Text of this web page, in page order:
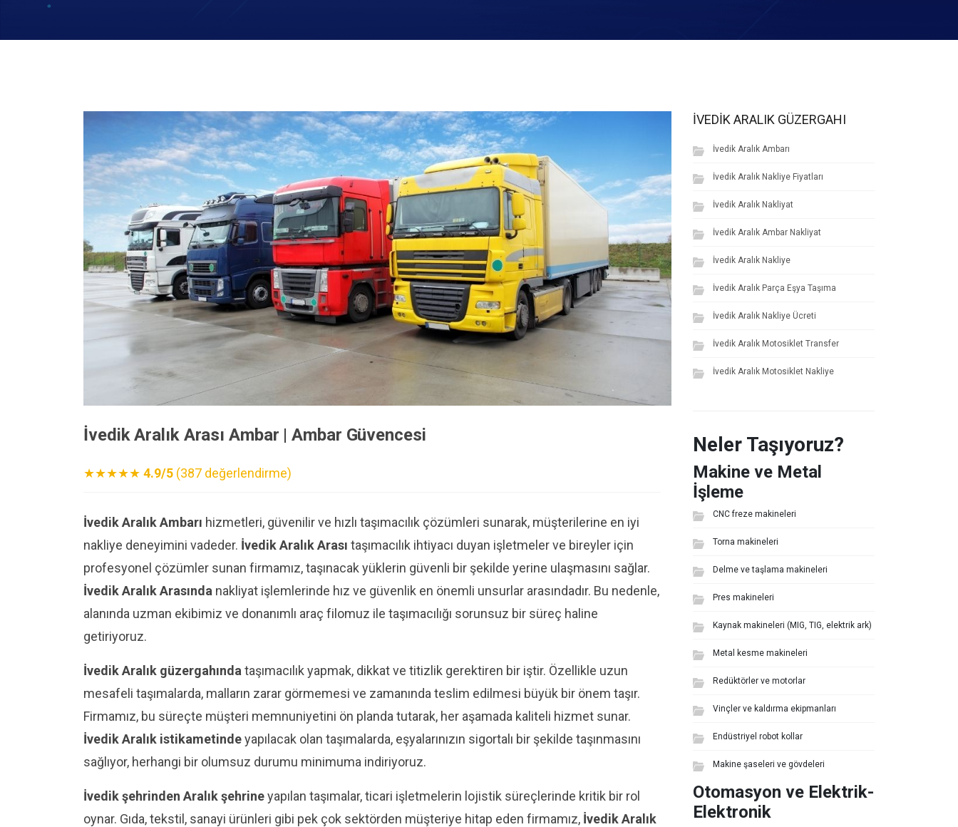
İvedik Aralık Arası Ambar | Ambar Güvencesi
★★★★★ 4.9/5 (387 değerlendirme)
İvedik Aralık Ambarı hizmetleri, güvenilir ve hızlı taşımacılık çözümleri sunarak, müşterilerine en iyi
nakliye deneyimini vadeder. İvedik Aralık Arası taşımacılık ihtiyacı duyan işletmeler ve bireyler için
profesyonel çözümler sunan firmamız, taşınacak yüklerin güvenli bir şekilde yerine ulaşmasını sağlar.
İvedik Aralık Arasında nakliyat işlemlerinde hız ve güvenlik en önemli unsurlar arasındadır. Bu nedenle,
alanında uzman ekibimiz ve donanımlı araç filomuz ile taşımacılığı sorunsuz bir süreç haline
getiriyoruz.
İvedik Aralık güzergahında taşımacılık yapmak, dikkat ve titizlik gerektiren bir iştir. Özellikle uzun
mesafeli taşımalarda, malların zarar görmemesi ve zamanında teslim edilmesi büyük bir önem taşır.
Firmamız, bu süreçte müşteri memnuniyetini ön planda tutarak, her aşamada kaliteli hizmet sunar.
İvedik Aralık istikametindeyapılacak olan taşımalarda, eşyalarınızın sigortalı bir şekilde taşınmasını
sağlıyor, herhangi bir olumsuz durumu minimuma indiriyoruz.
İvedik şehrinden Aralık şehrineyapılan taşımalar, ticari işletmelerin lojistik süreçlerinde kritik bir rol
oynar. Gıda, tekstil, sanayi ürünleri gibi pek çok sektörden müşteriye hitap eden firmamız, İvedik Aralık
İVEDIK ARALIK GÜZERGAHI
İvedik Aralık Ambarı
İvedik Aralık Nakliye Fiyatları
İvedik Aralık Nakliyat
İvedik Aralık Ambar Nakliyat
İvedik Aralık Nakliye
İvedik Aralık Parça Eşya Taşıma
İvedik Aralık Nakliye Ücreti
İvedik Aralık Motosiklet Transfer
İvedik Aralık Motosiklet Nakliye
Neler Taşıyoruz?
Makine ve Metal
İşleme
CNC freze makineleri
Torna makineleri
Delme ve taşlama makineleri
Pres makineleri
Kaynak makineleri (MIG, TIG, elektrik ark)
Metal kesme makineleri
Redüktörler ve motorlar
Vinçler ve kaldırma ekipmanları
Endüstriyel robot kollar
Makine şaseleri ve gövdeleri
Otomasyon ve Elektrik-
Elektronik